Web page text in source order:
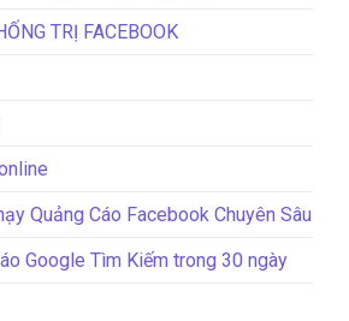
TRỊ FACEBOOK
Quảng Cáo Facebook Chuyên Sâu
Google Tìm Kiếm trong 30 ngày